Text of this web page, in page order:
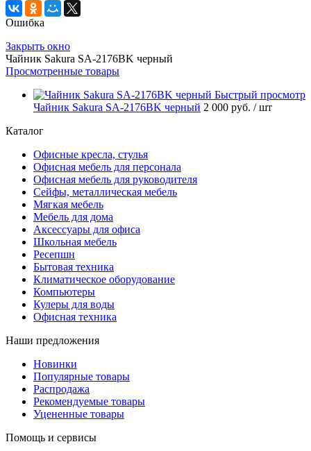
Ошибка
Закрыть окно
Чайник Sakura SA-2176BK черный
Просмотренные товары
Быстрый просмотр
Чайник Sakura SA-2176BK черный 2 000 руб. / шт
Каталог
Офисные кресла, стулья
Офисная мебель для персонала
Офисная мебель для руководителя
Сейфы, металлическая мебель
Мягкая мебель
Мебель для дома
Аксессуары для офиса
Школьная мебель
Ресепшн
Бытовая техника
Климатическое оборудование
Компьютеры
Кулеры для воды
Офисная техника
Наши предложения
Новинки
Популярные товары
Распродажа
Рекомендуемые товары
Уцененные товары
Помощь и сервисы